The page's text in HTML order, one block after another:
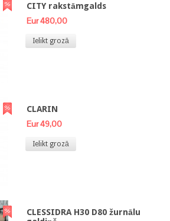
CITY rakstāmgalds
Eur 480,00
Ielikt grozā
CLARIN
Eur 49,00
Ielikt grozā
CLESSIDRA H30 D80 žurnālu